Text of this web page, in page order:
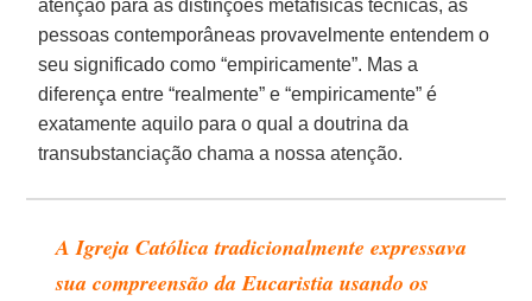
atenção para as distinções metafísicas técnicas, as
pessoas contemporâneas provavelmente entendem o
seu significado como “empiricamente”. Mas a
diferença entre “realmente” e “empiricamente” é
exatamente aquilo para o qual a doutrina da
transubstanciação chama a nossa atenção.
A Igreja Católica tradicionalmente expressava
sua compreensão da Eucaristia usando os